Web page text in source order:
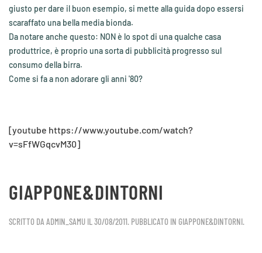
giusto per dare il buon esempio, si mette alla guida dopo essersi
scaraffato una bella media bionda.
Da notare anche questo: NON è lo spot di una qualche casa
produttrice, è proprio una sorta di pubblicità progresso sul
consumo della birra.
Come si fa a non adorare gli anni '80?
[youtube https://www.youtube.com/watch?
v=sFfWGqcvM30]
GIAPPONE&DINTORNI
SCRITTO DA ADMIN_SAMU IL30/08/2011. PUBBLICATO IN GIAPPONE&DINTORNI.